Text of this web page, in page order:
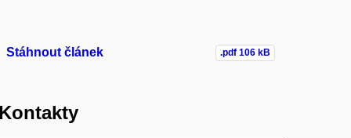
Stáhnout článek .pdf106 kB
Kontakty